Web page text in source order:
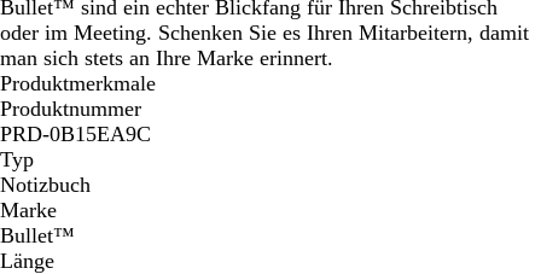
ü
n
z
b
l
a
u
Bullet™ sind ein echter Blickfang für Ihren Schreibtisch
oder im Meeting. Schenken Sie es Ihren Mitarbeitern, damit
man sich stets an Ihre Marke erinnert.
Produktmerkmale
Produktnummer
PRD-0B15EA9C
Typ
Notizbuch
Marke
Bullet™
Länge